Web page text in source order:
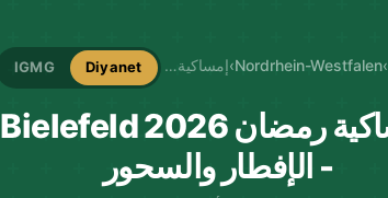
›
Nordrhein-Westfalen
› إمساكية Bielefeld Diyanet
IGMG
إمساكية رمضان Bielefeld 2026
- الإفطار والسحور